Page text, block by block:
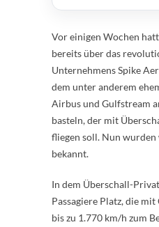
Vor einigen Wochen
bereits über das
Unternehmens Spike
dem unter anderem
Airbus und Gulfstream
basteln, der mit
fliegen soll. Nun
bekannt.
In dem Überschall-
Passagiere Platz, die
bis zu 1.770 km/h zum